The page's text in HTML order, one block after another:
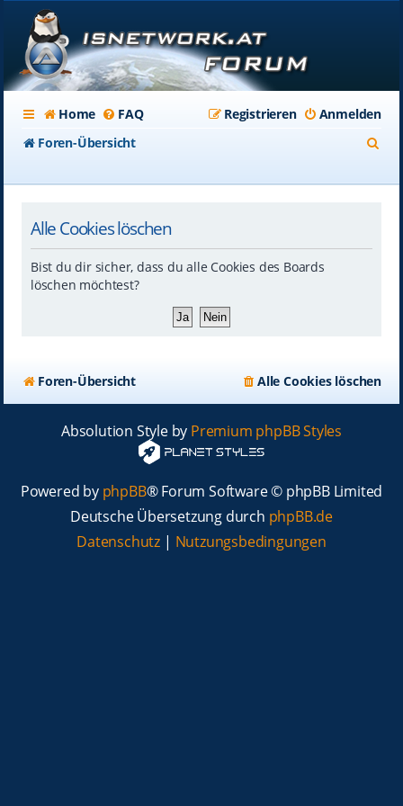
Home FAQ Anmelden
Registrieren
Foren-Übersicht
Alle Cookies löschen
Bist du dir sicher, dass du alle Cookies des Boards
löschen möchtest?
Foren-Übersicht Alle Cookies löschen
Absolution Style by Premium phpBB Styles
Powered by phpBB® Forum Software © phpBB Limited
Deutsche Übersetzung durch phpBB.de
Datenschutz | Nutzungsbedingungen